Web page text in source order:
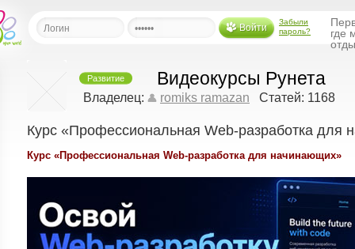
Войти
Забыли
пароль?
где
друзей
Развитие Видеокурсы Рунета
Владелец: romiks ramazan Статей: 1168
Курс «Профессиональная Web-разработка для
Курс «Профессиональная Web-разработка для начинающих»